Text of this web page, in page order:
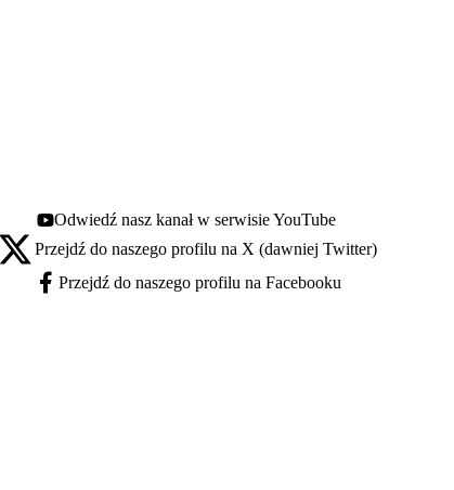
Youtube - otwiera się w nowej karcie
Odwiedź nasz kanał w serwisie YouTube
X - otwiera się w nowej karcie
Przejdź do naszego profilu na X (dawniej Twitter)
Facebook - otwiera się w nowej karcie
Przejdź do naszego profilu na Facebooku